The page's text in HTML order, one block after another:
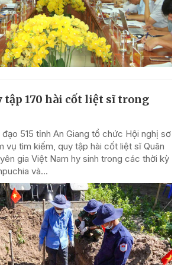
tập 170 hài cốt liệt sĩ trong
515 tỉnh An Giang tổ chức Hội nghị sơ
vụ tìm kiếm, quy tập hài cốt liệt sĩ Quân
gia Việt Nam hy sinh trong các thời kỳ
và...